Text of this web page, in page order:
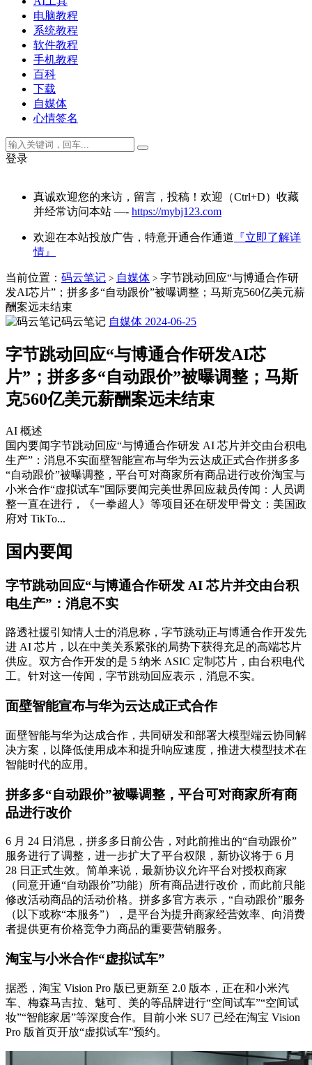
电脑教程
系统教程
软件教程
手机教程
百科
下载
自媒体
心情签名
登录
真诚欢迎您的来访，留言，投稿！欢迎（Ctrl+D）收藏
并经常访问本站 —- https://mybj123.com
欢迎在本站投放广告，特意开通合作通道 『立即了解详
情』
当前位置： 码云笔记 > 自媒体 > 字节跳动回应“与博通合作研
发AI芯片”；拼多多“自动跟价”被曝调整；马斯克560亿美元薪
酬案远未结束
码云笔记 自媒体 2024-06-25
字节跳动回应“与博通合作研发AI芯
片”；拼多多“自动跟价”被曝调整；马斯
克560亿美元薪酬案远未结束
AI 概述
国内要闻字节跳动回应“与博通合作研发 AI 芯片并交由台积电
生产”：消息不实面壁智能宣布与华为云达成正式合作拼多多
“自动跟价”被曝调整，平台可对商家所有商品进行改价淘宝与
小米合作“虚拟试车”国际要闻完美世界回应裁员传闻：人员调
整一直在进行，《一拳超人》等项目还在研发甲骨文：美国政
府对 TikTo...
国内要闻
字节跳动回应“与博通合作研发 AI 芯片并交由台积
电生产”：消息不实
路透社援引知情人士的消息称，字节跳动正与博通合作开发先
进 AI 芯片，以在中美关系紧张的局势下获得充足的高端芯片
供应。双方合作开发的是 5 纳米 ASIC 定制芯片，由台积电代
工。针对这一传闻，字节跳动回应表示，消息不实。
面壁智能宣布与华为云达成正式合作
面壁智能与华为达成合作，共同研发和部署大模型端云协同解
决方案，以降低使用成本和提升响应速度，推进大模型技术在
智能时代的应用。
拼多多“自动跟价”被曝调整，平台可对商家所有商
品进行改价
6 月 24 日消息，拼多多日前公告，对此前推出的“自动跟价”
服务进行了调整，进一步扩大了平台权限，新协议将于 6 月
28 日正式生效。简单来说，最新协议允许平台对授权商家
（同意开通“自动跟价”功能）所有商品进行改价，而此前只能
修改活动商品的活动价格。拼多多官方表示，“自动跟价”服务
（以下或称“本服务”），是平台为提升商家经营效率、向消费
者提供更有价格竞争力商品的重要营销服务。
淘宝与小米合作“虚拟试车”
据悉，淘宝 Vision Pro 版已更新至 2.0 版本，正在和小米汽
车、梅森马吉拉、魅可、美的等品牌进行“空间试车”“空间试
妆”“智能家居”等深度合作。目前小米 SU7 已经在淘宝 Vision
Pro 版首页开放“虚拟试车”预约。